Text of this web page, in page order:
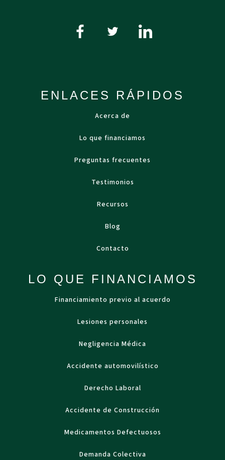
ENLACES RÁPIDOS
Acerca de
Lo que financiamos
Preguntas frecuentes
Testimonios
Recursos
Blog
Contacto
LO QUE FINANCIAMOS
Financiamiento previo al acuerdo
Lesiones personales
Negligencia Médica
Accidente automovilístico
Derecho Laboral
Accidente de Construcción
Medicamentos Defectuosos
Demanda Colectiva